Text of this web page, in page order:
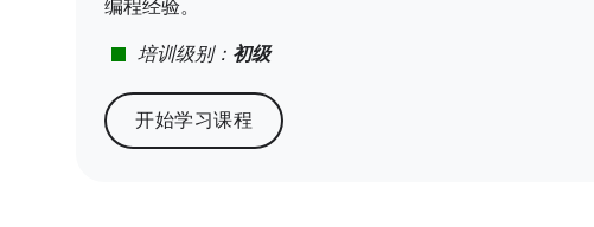
编程经验。
stop 培训级别： 初级
开始学习课程